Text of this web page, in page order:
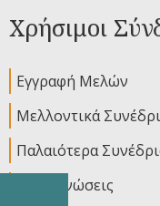
Χρήσιμοι
Εγγραφή Μελών
Μελλοντικά
Παλαιότερα
Ανακοινώσεις